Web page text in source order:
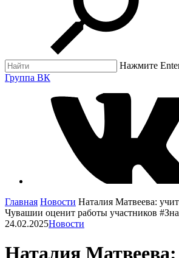
Нажмите
Группа ВК
Главная Новости Наталия Матвеева:
Чувашии оценит работы участников
24.02.2025Новости
Наталия